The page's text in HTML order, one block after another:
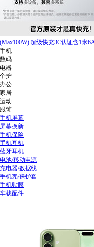
(Max100W) 超级快充3C认证含1米
手机
数码
电器
个护
办公
家居
运动
服饰
手机屏幕
屏幕换新
手机保险
手机耳机
蓝牙耳机
电池/移动电源
充电器/数据线
手机壳/保护套
手机贴膜
车载配件